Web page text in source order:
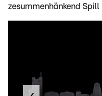
zesummenhänkend Spill